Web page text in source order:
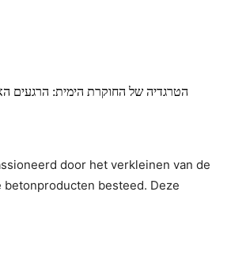
הטרגדיה של החוקרת הימית: הרגעים
door het verkleinen van de
besteed. Deze